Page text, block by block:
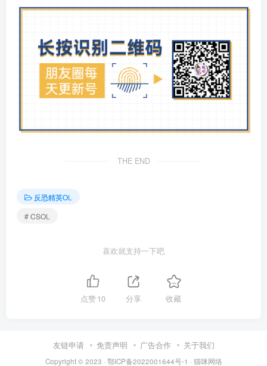
THE END
反恐精英OL
# CSOL
喜欢就支持一下吧
点赞10 分享 收藏
友链申请 免责声明 广告合作 关于我们
Copyright © 2023 · 鄂ICP备2022001644号-1 · 猫咪网络